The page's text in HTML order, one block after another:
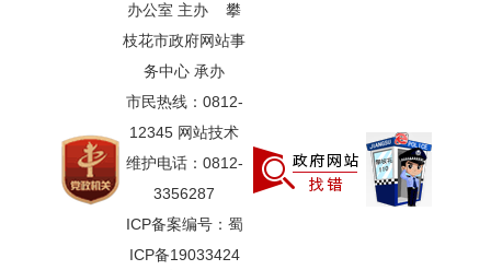
办公室 主办 攀
枝花市政府网站事
务中心 承办
市民热线：0812-
12345 网站技术
维护电话：0812-
3356287
ICP备案编号：蜀
ICP备19033424